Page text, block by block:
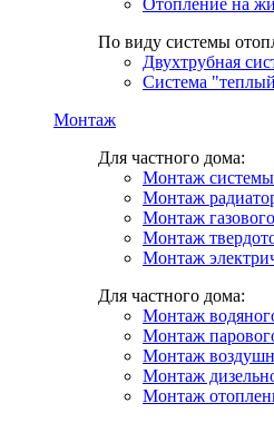
Отопление на
По виду системы
Двухтрубная
Система
Монтаж
Для частного дома:
Монтаж
Монтаж
Монтаж
Монтаж
Монтаж
Для частного дома:
Монтаж
Монтаж
Монтаж
Монтаж
Монтаж